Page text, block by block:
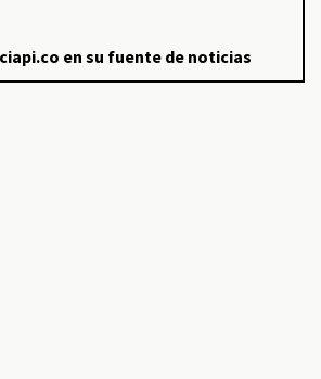
en su fuente de noticias